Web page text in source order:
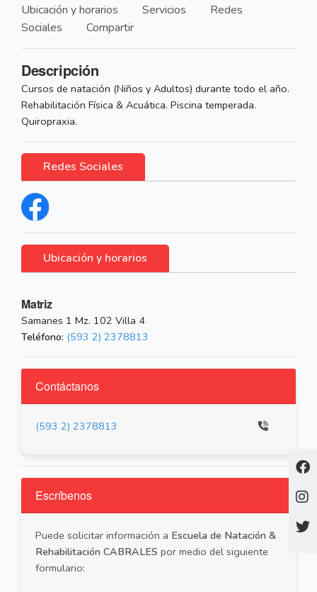
Ubicación y horarios Servicios
Redes
Sociales
Compartir
Descripción
Cursos de natación (Niños y Adultos) durante todo el año.
Rehabilitación Física & Acuática. Piscina temperada.
Quiropraxia.
Redes Sociales
Ubicación y horarios
Matriz
Samanes 1 Mz. 102 Villa 4
Teléfono: (593 2) 2378813
Contáctanos
(593 2) 2378813
Escríbenos
Puede solicitar información a Escuela de Natación &
Rehabilitación CABRALES por medio del siguiente
formulario: